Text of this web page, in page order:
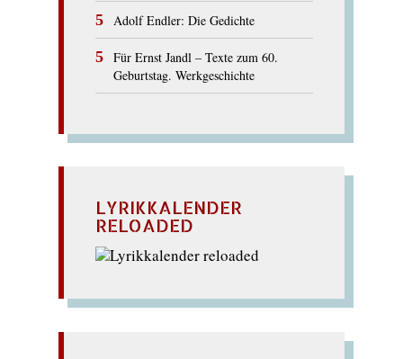
Adolf Endler: Die Gedichte
Für Ernst Jandl – Texte zum 60.
Geburtstag. Werkgeschichte
LYRIKKALENDER
RELOADED